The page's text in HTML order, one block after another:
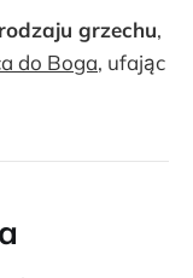
rodzaju grzechu,
do Boga, ufając